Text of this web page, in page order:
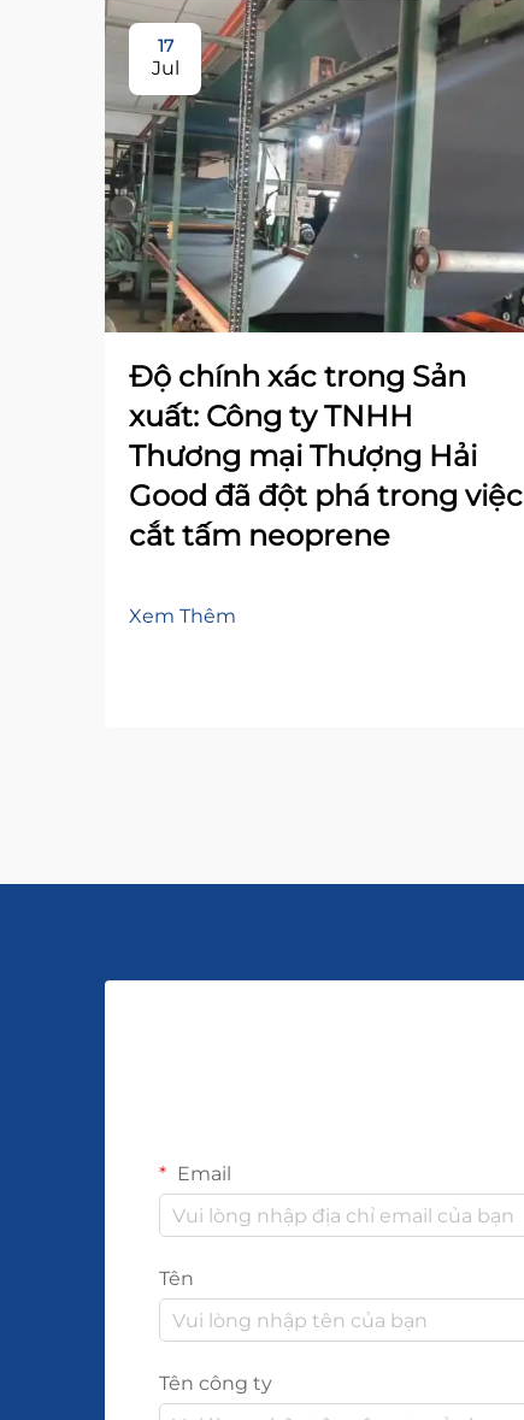
17
Jul
Độ chính xác trong Sản
xuất: Công ty TNHH
Thương mại Thượng Hải
Good đã đột phá trong việc
cắt tấm neoprene
Xem Thêm
Email
Tên
Tên công ty